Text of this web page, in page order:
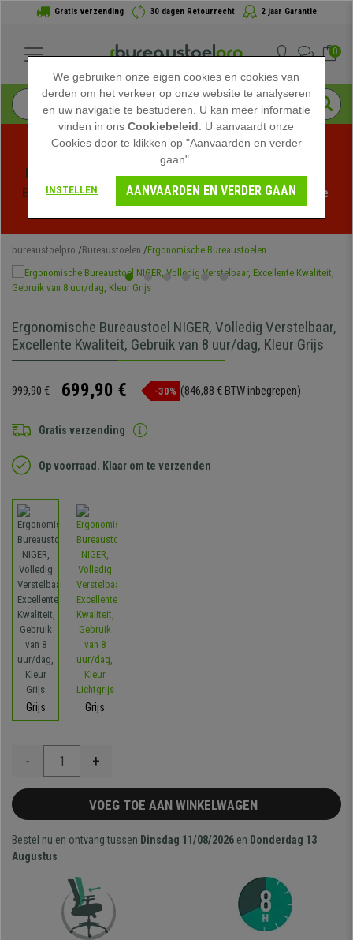
Gratis verzending 30 dagen Retourrecht 2 jaar Garantie
0
Profiteer van de Zomeruitverkoop bij bureaustoelpro!
Exclusieve kortingen voor een beperkte tijd - Bekijk de
bureaustoelpro Bureaustoelen Ergonomische Bureaustoelen
Ergonomische Bureaustoel NIGER, Volledig Verstelbaar,
Excellente Kwaliteit, Gebruik van 8 uur/dag, Kleur Grijs
999,90 € 699,90 € -30% (846,88 € BTW inbegrepen)
Gratis verzending
Op voorraad. Klaar om te verzenden
Grijs Grijs
- +
VOEG TOE AAN WINKELWAGEN
Bestel nu en ontvang tussen Dinsdag 11/08/2026 en Donderdag 13
Augustus
We gebruiken onze eigen cookies en cookies van
derden om het verkeer op onze website te analyseren
en uw navigatie te bestuderen. U kan meer informatie
vinden in onsCookiebeleid . U aanvaardt onze
Cookies door te klikken op "Aanvaarden en verder
gaan".
INSTELLEN AANVAARDEN EN VERDER GAAN